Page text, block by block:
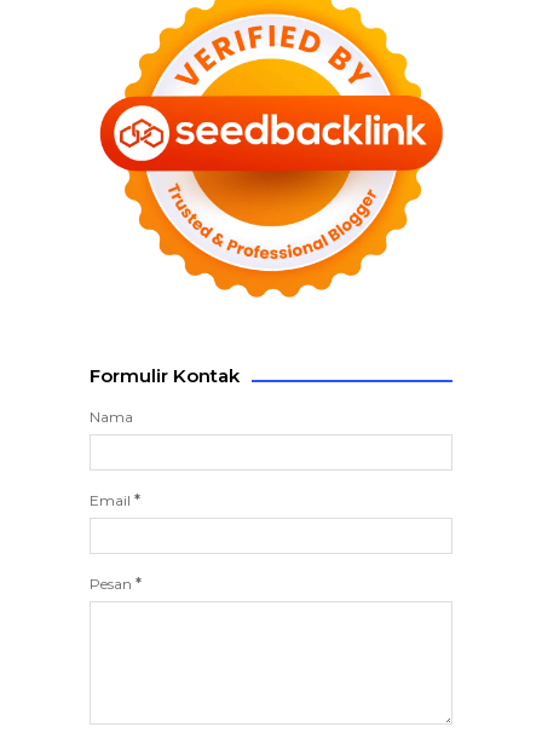
Formulir Kontak
Nama
Email *
Pesan *